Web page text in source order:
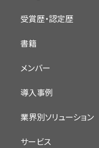
受賞歴・認定歴
書籍
メンバー
導入事例
業界別ソリューション
サービス